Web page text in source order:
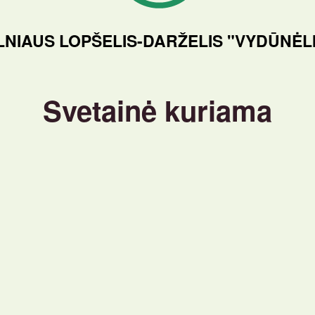
LOPŠELIS-DARŽELIS
Svetainė kuriama